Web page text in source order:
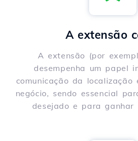
A extensão
A extensão (por
desempenha um papel
comunicação da
negócio, sendo essencial
desejado e para ganhar